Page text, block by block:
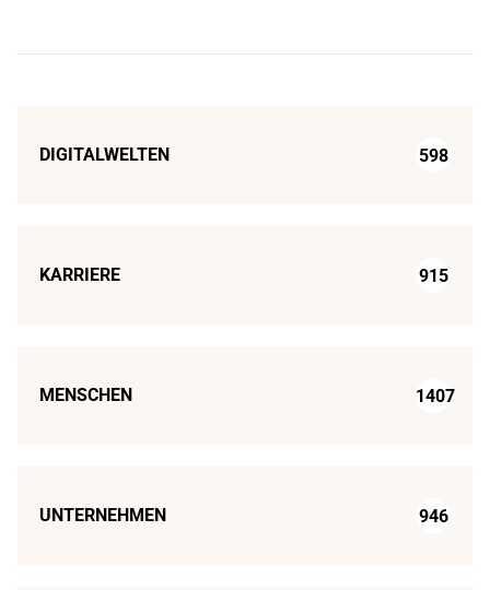
DIGITALWELTEN 598
KARRIERE 915
MENSCHEN 1407
UNTERNEHMEN 946